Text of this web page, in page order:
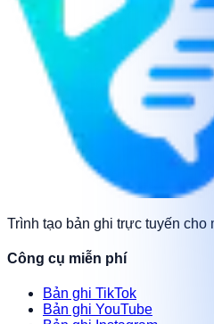
Trình tạo bản ghi trực tuyến cho
Công cụ miễn phí
Bản ghi TikTok
Bản ghi YouTube